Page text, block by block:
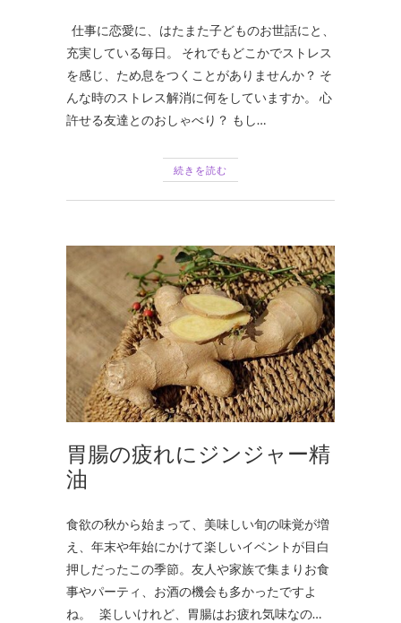
仕事に恋愛に、はたまた子どものお世話にと、
充実している毎日。 それでもどこかでストレス
を感じ、ため息をつくことがありませんか？ そ
んな時のストレス解消に何をしていますか。 心
許せる友達とのおしゃべり？ もし…
続きを読む
胃腸の疲れにジンジャー精
油
食欲の秋から始まって、美味しい旬の味覚が増
え、年末や年始にかけて楽しいイベントが目白
押しだったこの季節。友人や家族で集まりお食
事やパーティ、お酒の機会も多かったですよ
ね。 楽しいけれど、胃腸はお疲れ気味なの…